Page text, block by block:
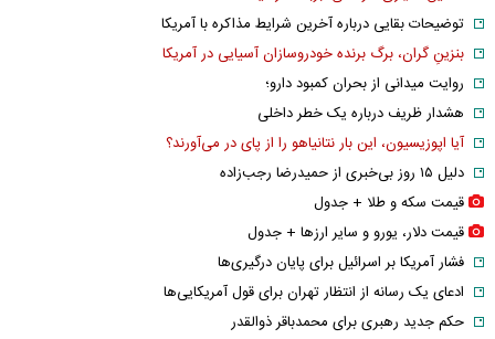
توضیحات بقایی درباره آخرین شرایط مذاکره با آمریکا
بنزینِ گران، برگ برنده خودروسازان آسیایی در آمریکا
روایت میدانی از بحران کمبود دارو؛
هشدار ظریف درباره یک خطر داخلی
آیا اپوزیسیون، این بار نتانیاهو را از پای در می‌آورند؟
دلیل ۱۵ روز بی‌خبری از حمیدرضا رجب‌زاده
قیمت سکه و طلا + جدول
قیمت دلار، یورو و سایر ارز‌ها + جدول
فشار آمریکا بر اسرائیل برای پایان درگیری‌ها
ادعای یک رسانه از انتظار تهران برای قول آمریکایی‌ها
حکم جدید رهبری برای محمدباقر ذوالقدر